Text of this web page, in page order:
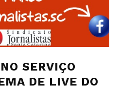
SERVIÇO
DE LIVE DO